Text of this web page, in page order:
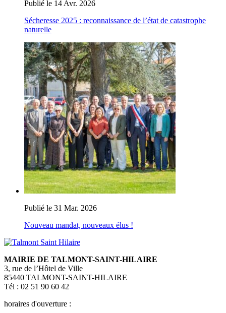
Publié le 14 Avr. 2026
Sécheresse 2025 : reconnaissance de l’état de catastrophe
naturelle
Publié le 31 Mar. 2026
Nouveau mandat, nouveaux élus !
MAIRIE DE TALMONT-SAINT-HILAIRE
3, rue de l’Hôtel de Ville
85440 TALMONT-SAINT-HILAIRE
Tél : 02 51 90 60 42
horaires d'ouverture :